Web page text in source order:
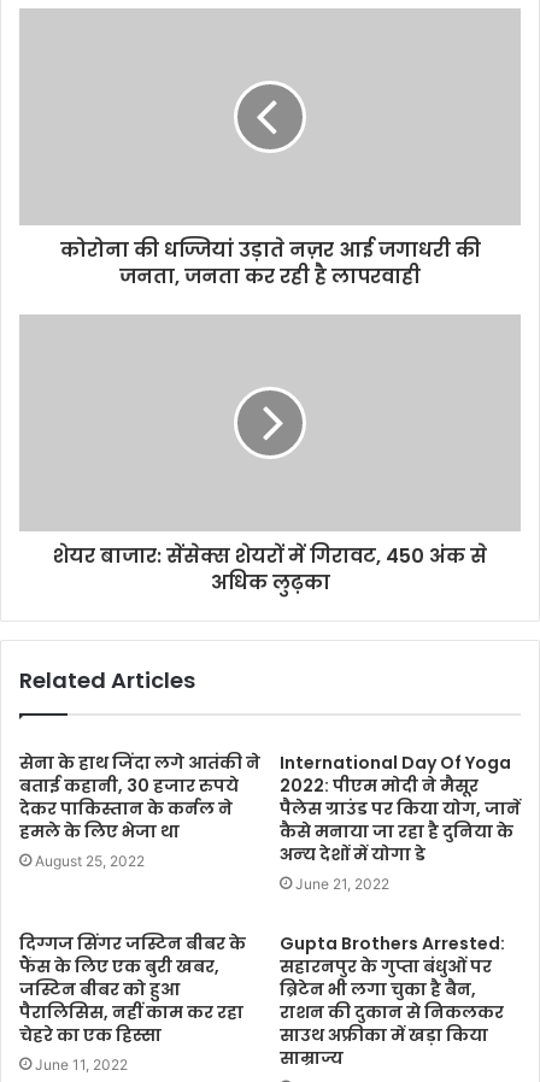
कोरोना की धज्जियां उड़ाते नज़र आई जगाधरी की
जनता, जनता कर रही है लापरवाही
शेयर बाजार: सेंसेक्स शेयरों में गिरावट, 450 अंक से
अधिक लुढ़का
Related Articles
सेना के हाथ जिंदा लगे आतंकी ने
बताई कहानी, 30 हजार रुपये
देकर पाकिस्तान के कर्नल ने
हमले के लिए भेजा था
August 25, 2022
International Day Of Yoga
2022: पीएम मोदी ने मैसूर
पैलेस ग्राउंड पर किया योग, जानें
कैसे मनाया जा रहा है दुनिया के
अन्‍य देशों में योगा डे
June 21, 2022
दिग्गज सिंगर जस्टिन बीबर के
फैंस के लिए एक बुरी खबर,
जस्टिन बीबर को हुआ
पैरालिसिस, नहीं काम कर रहा
चेहरे का एक हिस्सा
June 11, 2022
Gupta Brothers Arrested:
सहारनपुर के गुप्ता बंधुओं पर
ब्रिटेन भी लगा चुका है बैन,
राशन की दुकान से निकलकर
साउथ अफ्रीका में खड़ा किया
साम्राज्य